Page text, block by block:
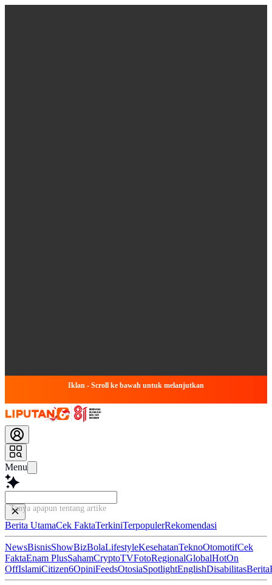
Iklan - Scroll ke bawah untuk melanjutkan
Menu
Tanya apapun tentang artikel ini...
Berita UtamaCek FaktaTerkiniTerpopulerRekomendasi
NewsBisnisShowBizBolaLifestyleKesehatanTeknoOtomotifCek
FaktaEnam PlusSahamCryptoTVFotoRegionalGlobalHotOn
OffIslamiCitizen6OpiniFeedsOtosiaSpotlightEnglishDisabilitasBerita